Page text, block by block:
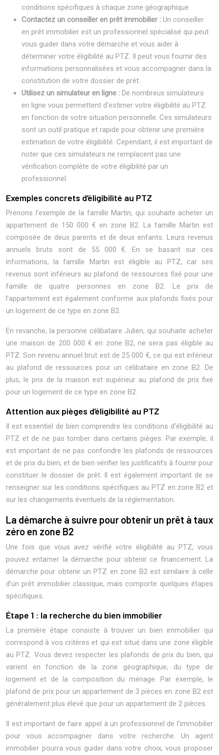
conditions spécifiques à chaque zone géographique.
Contactez un conseiller en prêt immobilier : Un conseiller
en prêt immobilier est un professionnel spécialisé qui peut
vous guider dans votre démarche et vous aider à
déterminer votre éligibilité au PTZ. Il peut vous fournir des
informations personnalisées et vous accompagner dans la
constitution de votre dossier de prêt.
Utilisez un simulateur en ligne : De nombreux simulateurs
en ligne vous permettent d’estimer votre éligibilité au PTZ
en fonction de votre situation personnelle. Ces simulateurs
sont un outil pratique et rapide pour obtenir une première
estimation de votre éligibilité. Cependant, il est important de
noter que ces simulateurs ne remplacent pas une
vérification complète de votre éligibilité par un
professionnel.
Exemples concrets d’éligibilité au PTZ
Prenons l’exemple de la famille Martin, qui souhaite acheter un
appartement de 150 000 € en zone B2. La famille Martin est
composée de deux parents et de deux enfants. Leurs revenus
annuels bruts sont de 55 000 €. En se basant sur ces
informations, la famille Martin est éligible au PTZ, car ses
revenus sont inférieurs au plafond de ressources fixé pour une
famille de quatre personnes en zone B2. Le prix de
l’appartement est également conforme aux plafonds fixés pour
un logement de ce type en zone B2.
En revanche, la personne célibataire Julien, qui souhaite acheter
une maison de 200 000 € en zone B2, ne sera pas éligible au
PTZ. Son revenu annuel brut est de 25 000 €, ce qui est inférieur
au plafond de ressources pour un célibataire en zone B2. De
plus, le prix de la maison est supérieur au plafond de prix fixé
pour un logement de ce type en zone B2.
Attention aux pièges d’éligibilité au PTZ
Il est essentiel de bien comprendre les conditions d’éligibilité au
PTZ et de ne pas tomber dans certains pièges. Par exemple, il
est important de ne pas confondre les plafonds de ressources
et de prix du bien, et de bien vérifier les justificatifs à fournir pour
constituer le dossier de prêt. Il est également important de se
renseigner sur les conditions spécifiques au PTZ en zone B2 et
sur les changements éventuels de la réglementation.
La démarche à suivre pour obtenir un prêt à taux
zéro en zone B2
Une fois que vous avez vérifié votre éligibilité au PTZ, vous
pouvez entamer la démarche pour obtenir ce financement. La
démarche pour obtenir un PTZ en zone B2 est similaire à celle
d’un prêt immobilier classique, mais comporte quelques étapes
spécifiques.
Étape 1 : la recherche du bien immobilier
La première étape consiste à trouver un bien immobilier qui
correspond à vos critères et qui est situé dans une zone éligible
au PTZ. Vous devez respecter les plafonds de prix du bien, qui
varient en fonction de la zone géographique, du type de
logement et de la composition du ménage. Par exemple, le
plafond de prix pour un appartement de 3 pièces en zone B2 est
généralement plus élevé que pour un appartement de 2 pièces.
Il est important de faire appel à un professionnel de l’immobilier
pour vous accompagner dans votre recherche. Un agent
immobilier pourra vous guider dans votre choix, vous proposer